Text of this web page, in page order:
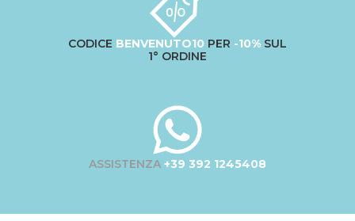
CODICE BENVENUTO10 PER -10% SUL
1° ORDINE
ASSISTENZA +39 392 1245408